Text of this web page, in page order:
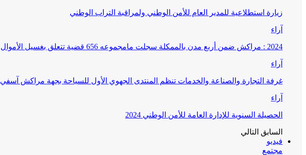
زيارة استطلاعية للمدير العام للأمن الوطني ولمراقبة التراب الوطني
آراء
2024 : مراكش ضمن أربع مدن بالممكلة سجلت مامجموعه 656 قضية تتعلق بغسيل الأموال
آراء
غرفة التجارة والصناعة والخدمات تنظم المنتدى الجهوي الأول للسياحة بجهة مراكش آسفي
آراء
الحصيلة السنوية للإدارة العامة للأمن الوطني 2024
السابق التالي
فيديو
مجتمع